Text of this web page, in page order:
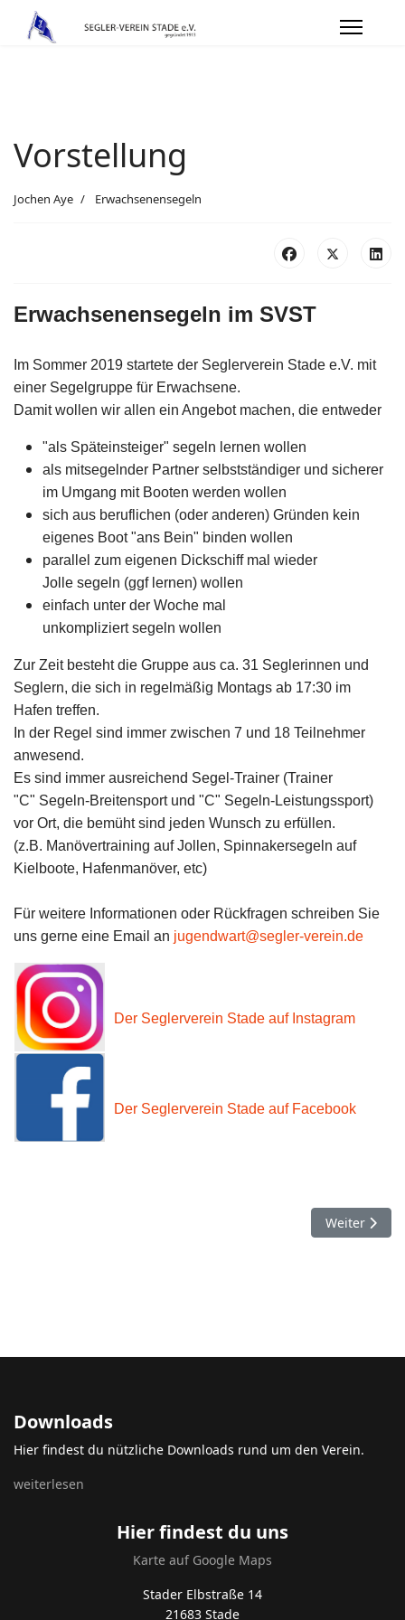
Vorstellung
Jochen Aye Erwachsenensegeln
Erwachsenensegeln im SVST
Im Sommer 2019 startete der Seglerverein Stade e.V. mit
einer Segelgruppe für Erwachsene.
Damit wollen wir allen ein Angebot machen, die entweder
"als Späteinsteiger" segeln lernen wollen
als mitsegelnder Partner selbstständiger und sicherer
im Umgang mit Booten werden wollen
sich aus beruflichen (oder anderen) Gründen kein
eigenes Boot "ans Bein" binden wollen
parallel zum eigenen Dickschiff mal wieder
Jolle segeln (ggf lernen) wollen
einfach unter der Woche mal
unkompliziert segeln wollen
Zur Zeit besteht die Gruppe aus ca. 31 Seglerinnen und
Seglern, die sich in regelmäßig Montags ab 17:30 im
Hafen treffen.
In der Regel sind immer zwischen 7 und 18 Teilnehmer
anwesend.
Es sind immer ausreichend Segel-Trainer (Trainer
"C" Segeln-Breitensport und "C" Segeln-Leistungssport)
vor Ort, die bemüht sind jeden Wunsch zu erfüllen.
(z.B. Manövertraining auf Jollen, Spinnakersegeln auf
Kielboote, Hafenmanöver, etc)
Für weitere Informationen oder Rückfragen schreiben Sie
uns gerne eine Email an jugendwart@segler-verein.de
Der Seglerverein Stade auf Instagram
Der Seglerverein Stade auf Facebook
Nächster
Weiter
Downloads
Hier findest du nützliche Downloads rund um den Verein.
weiterlesen
Hier findest du uns
Karte auf Google Maps
Stader Elbstraße 14
21683 Stade